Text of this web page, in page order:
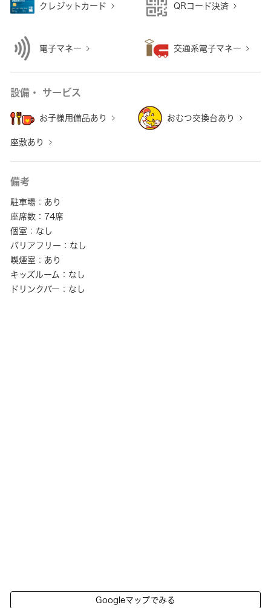
クレジットカード QRコード決済
電子マネー 交通系電子マネー
設備・ サービス
お子様用備品あり おむつ交換台あり
座敷あり
備考
駐車場：あり
座席数：74席
個室：なし
バリアフリー：なし
喫煙室：あり
キッズルーム：なし
ドリンクバー：なし
Googleマップでみる